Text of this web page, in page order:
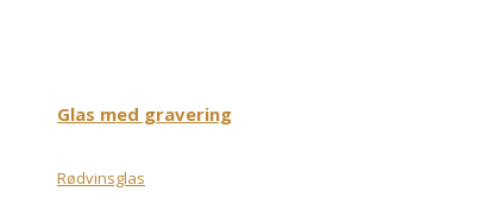
Glas med gravering
Rødvinsglas